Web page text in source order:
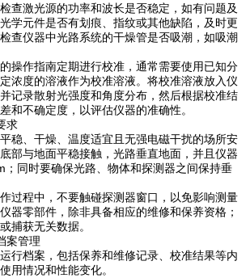
激光源的功率和波长是否稳定，如有问题及
学元件是否有划痕、指纹或其他缺陷，及时更
查仪器中光路系统的干燥管是否吸潮，如吸潮
作指南定期进行校准，通常需要使用已知分
浓度的溶液作为校准溶液。将校准溶液放入仪
记录散射光强度和角度分布，然后根据校准结
和不确定度，以评估仪器的准确性。
求
、干燥、温度适宜且无强电磁干扰的场所安
部与地面平稳接触，光路垂直地面，并且仪器
；同时要确保光路、物体和探测器之间保持垂
程中，不要触碰探测器窗口，以免影响测量
器零部件，除非具备相应的维修和保养资格；
捕获无关数据。
管理
档案，包括保养和维修记录、校准结果等内
用情况和性能变化。